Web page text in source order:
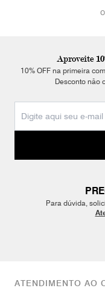
Aproveite
10% OFF na primeira
Desconto não
Para dúvida,
ATENDIMENTO AO